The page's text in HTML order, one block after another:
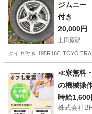
ジムニー weds ホイール
付き
20,000円
上田原駅
タイヤ付き 195R16C TOYO
上田原駅
≪寮無料
の機械操
時給1,600
株式会社